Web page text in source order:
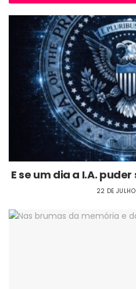
E se um dia a I.A.
22 DE